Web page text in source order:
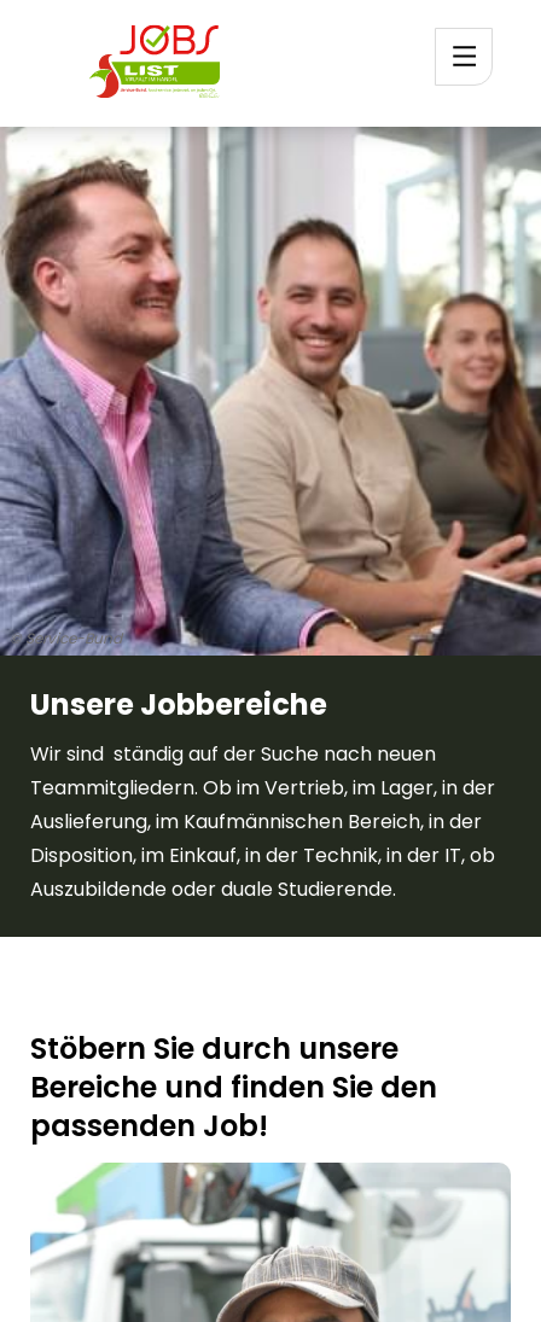
© Service-Bund
Unsere Jobbereiche
Wir sind ständig auf der Suche nach neuen
Teammitgliedern. Ob im Vertrieb, im Lager, in der
Auslieferung, im Kaufmännischen Bereich, in der
Disposition, im Einkauf, in der Technik, in der IT, ob
Auszubildende oder duale Studierende.
Stöbern Sie durch unsere
Bereiche und finden Sie den
passenden Job!